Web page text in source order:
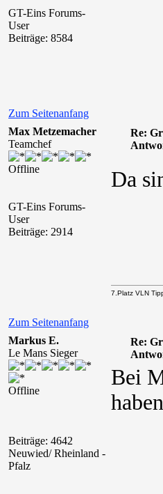
GT-Eins Forums-
User
Beiträge: 8584
Zum Seitenanfang
Max Metzemacher
Teamchef
Offline
GT-Eins Forums-
User
Beiträge: 2914
Re:
Da
Zum Seitenanfang
7.Platz VLN
Markus E.
Le Mans Sieger
Offline
Beiträge: 4642
Neuwied/ Rheinland -
Pfalz
Re:
Bei